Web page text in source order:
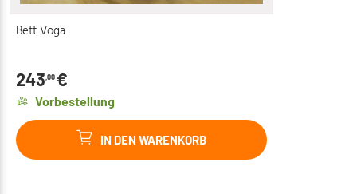
Bett Voga
243,00 €
Vorbestellung
IN DEN WARENKORB